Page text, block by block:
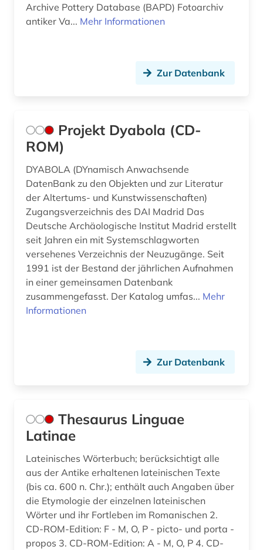
Archive Pottery Database (BAPD) Fotoarchiv
antiker Va... Mehr Informationen
Zur Datenbank
Projekt Dyabola (CD-
ROM)
DYABOLA (DYnamisch Anwachsende
DatenBank zu den Objekten und zur Literatur
der Altertums- und Kunstwissenschaften)
Zugangsverzeichnis des DAI Madrid Das
Deutsche Archäologische Institut Madrid erstellt
seit Jahren ein mit Systemschlagworten
versehenes Verzeichnis der Neuzugänge. Seit
1991 ist der Bestand der jährlichen Aufnahmen
in einer gemeinsamen Datenbank
zusammengefasst. Der Katalog umfas... Mehr
Informationen
Zur Datenbank
Thesaurus Linguae
Latinae
Lateinisches Wörterbuch; berücksichtigt alle
aus der Antike erhaltenen lateinischen Texte
(bis ca. 600 n. Chr.); enthält auch Angaben über
die Etymologie der einzelnen lateinischen
Wörter und ihr Fortleben im Romanischen 2.
CD-ROM-Edition: F - M, O, P - picto- und porta -
propos 3. CD-ROM-Edition: A - M, O, P 4. CD-